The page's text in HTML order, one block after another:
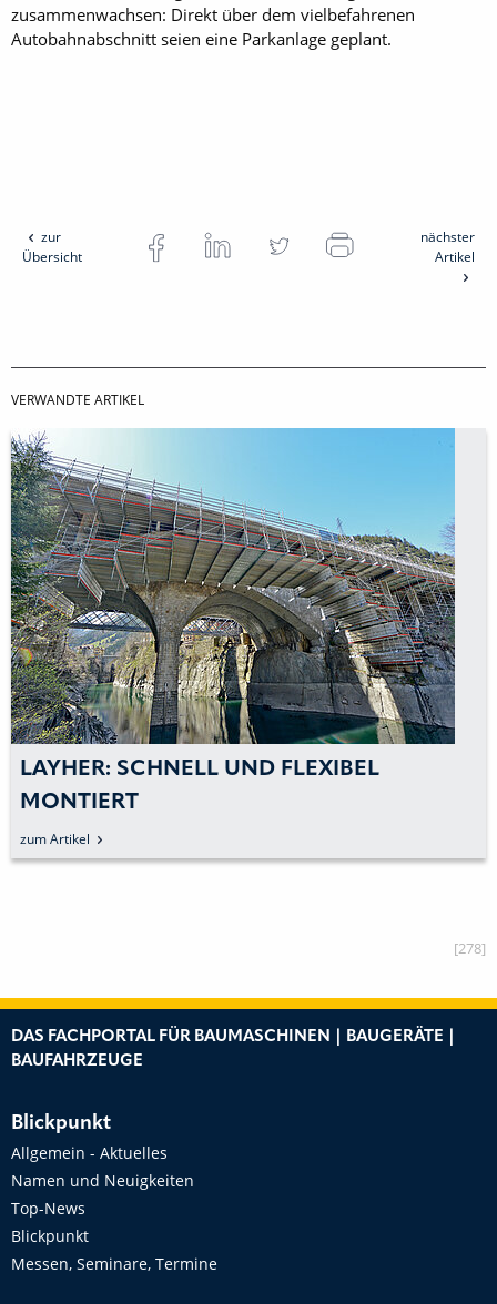
zusammenwachsen: Direkt über dem vielbefahrenen
Autobahnabschnitt seien eine Parkanlage geplant.
zur
Übersicht
nächster
Artikel
VERWANDTE ARTIKEL
LAYHER: SCHNELL UND FLEXIBEL
MONTIERT
zum Artikel
[278]
DAS FACHPORTAL FÜR BAUMASCHINEN | BAUGERÄTE |
BAUFAHRZEUGE
Blickpunkt
Allgemein - Aktuelles
Namen und Neuigkeiten
Top-News
Blickpunkt
Messen, Seminare, Termine